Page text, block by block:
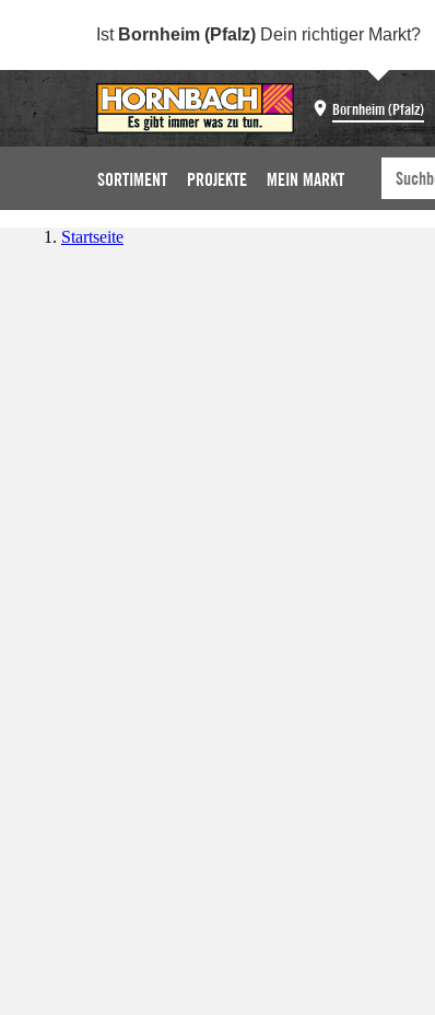
Ist Bornheim (Pfalz) Dein richtiger Markt?
Bornheim (Pfalz)
SORTIMENT PROJEKTE MEIN MARKT
Startseite